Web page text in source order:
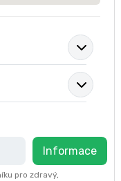
Informace
pro zdravý,